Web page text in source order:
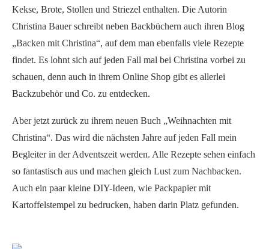
Kekse, Brote, Stollen und Striezel enthalten. Die Autorin
Christina Bauer schreibt neben Backbüchern auch ihren Blog
„Backen mit Christina“, auf dem man ebenfalls viele Rezepte
findet. Es lohnt sich auf jeden Fall mal bei Christina vorbei zu
schauen, denn auch in ihrem Online Shop gibt es allerlei
Backzubehör und Co. zu entdecken.
Aber jetzt zurück zu ihrem neuen Buch „Weihnachten mit
Christina“. Das wird die nächsten Jahre auf jeden Fall mein
Begleiter in der Adventszeit werden. Alle Rezepte sehen einfach
so fantastisch aus und machen gleich Lust zum Nachbacken.
Auch ein paar kleine DIY-Ideen, wie Packpapier mit
Kartoffelstempel zu bedrucken, haben darin Platz gefunden.